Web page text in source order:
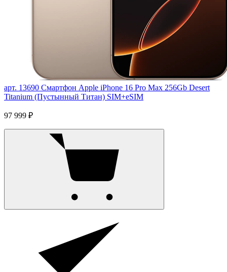
арт. 13690 Смартфон Apple iPhone 16 Pro Max 256Gb Desert
Titanium (Пустынный Титан) SIM+eSIM
97 999 ₽